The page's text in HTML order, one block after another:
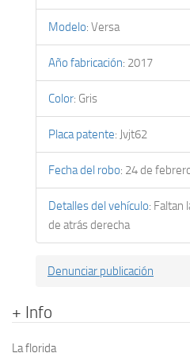
Modelo: Versa
Año fabricación: 2017
Color: Gris
Placa patente: Jvjt62
Fecha del robo: 24 de
Detalles del vehículo: Faltan
de atrás derecha
Denunciar publicación
+ Info
La florida